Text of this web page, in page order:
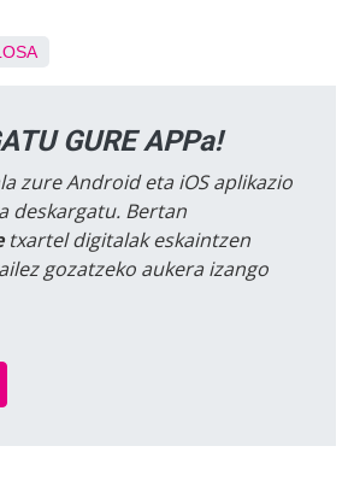
GURE APPa!
zure Android eta iOS aplikazio
deskargatu. Bertan
txartel digitalak eskaintzen
gozatzeko aukera izango